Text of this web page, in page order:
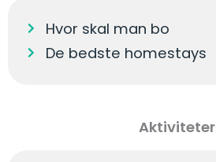
Hvor skal man bo
De bedste homestays
Aktiviteter